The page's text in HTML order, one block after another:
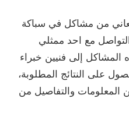
من مشاكل في سباكة
مع احد ممثلي
المشاكل إلى فنيين خبراء
على النتائج المطلوبة،
المعلومات والتفاصيل من